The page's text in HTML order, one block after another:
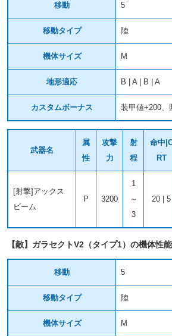
移動 5
移動タイプ 陸
機体サイズ M
地形適応 B | A | B | A
カスタムボーナス 装甲値+200、
武器名
属
性
攻撃
力
射
程
命中
RT
[射撃]アックス
ビーム
P 3200
1
～
3
20 | 5
【敵】ガラセクトV2（タイプ1）の機体性
移動 5
移動タイプ 陸
機体サイズ M